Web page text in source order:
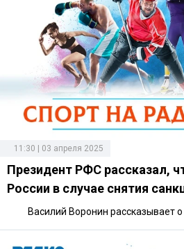
11:30 | 03 апреля 2025
Президент РФС рассказал,
России в случае снятия
Василий Воронин рассказывает